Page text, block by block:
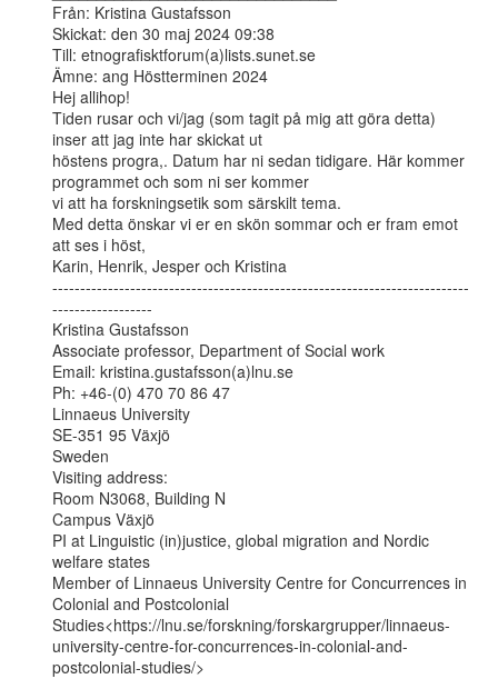
Från: Kristina Gustafsson
Skickat: den 30 maj 2024 09:38
Till: etnografisktforum(a)lists.sunet.se
Ämne: ang Höstterminen 2024
Hej allihop!
Tiden rusar och vi/jag (som tagit på mig att göra detta)
inser att jag inte har skickat ut
höstens progra,. Datum har ni sedan tidigare. Här kommer
programmet och som ni ser kommer
vi att ha forskningsetik som särskilt tema.
Med detta önskar vi er en skön sommar och er fram emot
att ses i höst,
Karin, Henrik, Jesper och Kristina
---------------------------------------------------------------------------
------------------
Kristina Gustafsson
Associate professor, Department of Social work
Email: kristina.gustafsson(a)lnu.se
Ph: +46-(0) 470 70 86 47
Linnaeus University
SE-351 95 Växjö
Sweden
Visiting address:
Room N3068, Building N
Campus Växjö
PI at Linguistic (in)justice, global migration and Nordic
welfare states
Member of Linnaeus University Centre for Concurrences in
Colonial and Postcolonial
Studies<https://lnu.se/forskning/forskargrupper/linnaeus-
university-centre-for-concurrences-in-colonial-and-
postcolonial-studies/>